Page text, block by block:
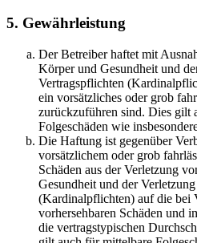
5. Gewährleistung
Der Betreiber haftet mit
Körper und Gesundheit und
Vertragspflichten
ein vorsätzliches oder grob
zurückzuführen sind. Dies gilt
Folgeschäden wie
Die Haftung ist gegenüber
vorsätzlichem oder grob
Schäden aus der Verletzung
Gesundheit und der
(Kardinalpflichten) auf die bei
vorhersehbaren Schäden und
die vertragstypischen